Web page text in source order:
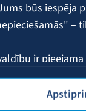
būs iespēja
–
ir pieejama
Latvija.